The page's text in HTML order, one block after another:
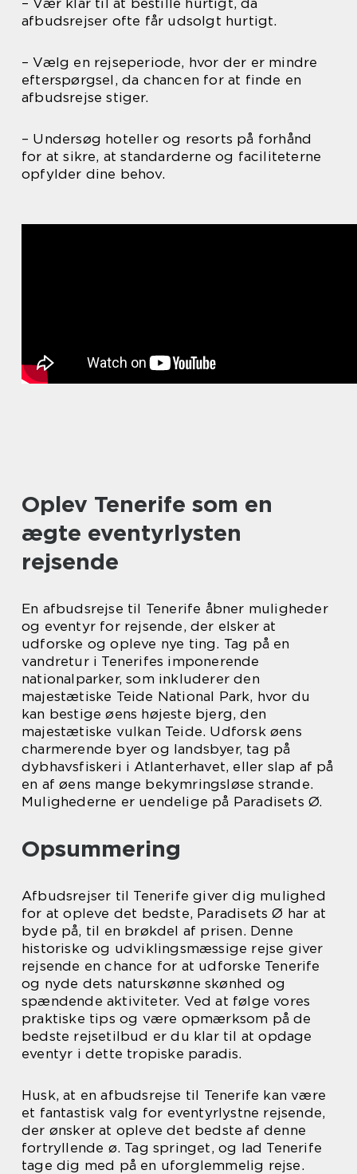
afbudsrejser ofte får udsolgt hurtigt.
– Vælg en rejseperiode, hvor der er mindre
efterspørgsel, da chancen for at finde en
afbudsrejse stiger.
– Undersøg hoteller og resorts på forhånd
for at sikre, at standarderne og faciliteterne
opfylder dine behov.
Oplev Tenerife som en
ægte eventyrlysten
rejsende
En afbudsrejse til Tenerife åbner muligheder
og eventyr for rejsende, der elsker at
udforske og opleve nye ting. Tag på en
vandretur i Tenerifes imponerende
nationalparker, som inkluderer den
majestætiske Teide National Park, hvor du
kan bestige øens højeste bjerg, den
majestætiske vulkan Teide. Udforsk øens
charmerende byer og landsbyer, tag på
dybhavsfiskeri i Atlanterhavet, eller slap af på
en af øens mange bekymringsløse strande.
Mulighederne er uendelige på Paradisets Ø.
Opsummering
Afbudsrejser til Tenerife giver dig mulighed
for at opleve det bedste, Paradisets Ø har at
byde på, til en brøkdel af prisen. Denne
historiske og udviklingsmæssige rejse giver
rejsende en chance for at udforske Tenerife
og nyde dets naturskønne skønhed og
spændende aktiviteter. Ved at følge vores
praktiske tips og være opmærksom på de
bedste rejsetilbud er du klar til at opdage
eventyr i dette tropiske paradis.
Husk, at en afbudsrejse til Tenerife kan være
et fantastisk valg for eventyrlystne rejsende,
der ønsker at opleve det bedste af denne
fortryllende ø. Tag springet, og lad Tenerife
tage dig med på en uforglemmelig rejse.